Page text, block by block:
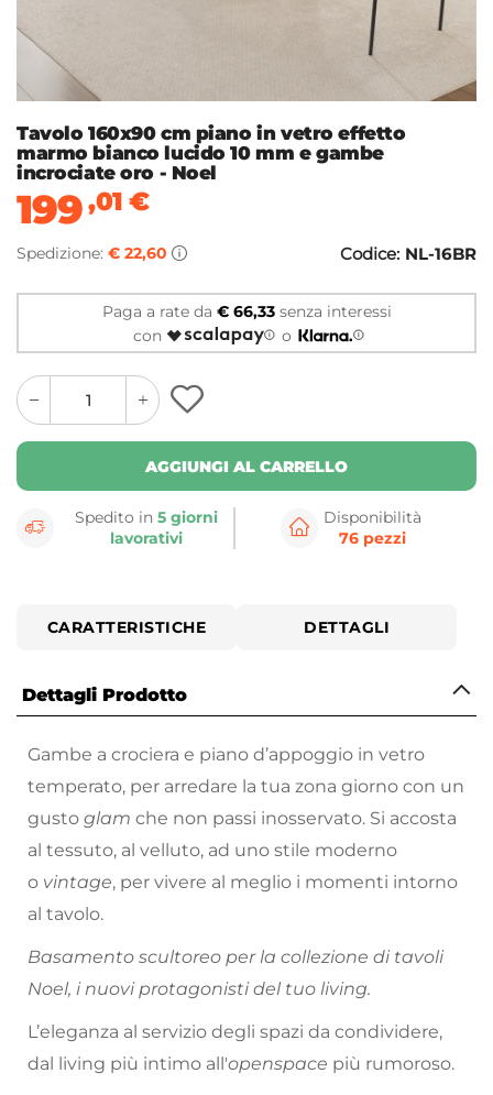
Tavolo 160x90 cm piano in vetro effetto
marmo bianco lucido 10 mm e gambe
incrociate oro - Noel
199,01 €
Spedizione: € 22,60 Codice: NL-16BR
Paga a rate da € 66,33senza interessi
con
o
quantity
button
quantity
minus
button
AGGIUNGI AL CARRELLO
Spedito in5 giorni
lavorativi
Disponibilità
76 pezzi
CARATTERISTICHE DETTAGLI
Dettagli Prodotto
Gambe a crociera e piano d’appoggio in vetro
temperato, per arredare la tua zona giorno con un
gusto glam che non passi inosservato. Si accosta
al tessuto, al velluto, ad uno stile moderno
o vintage, per vivere al meglio i momenti intorno
al tavolo.
Basamento scultoreo per la collezione di tavoli
Noel, i nuovi protagonisti del tuo living.
L’eleganza al servizio degli spazi da condividere,
dal living più intimo all'openspace più rumoroso.